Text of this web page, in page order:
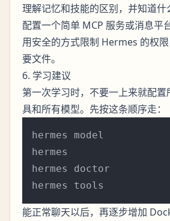
理解记忆和技能的区别，并知道什
配置一个简单 MCP 服务或消息平
用安全的方式限制 Hermes 的权
要文件。
6. 学习建议
第一次学习时，不要一上来就配
具和所有模型。先按这条顺序走：
hermes model
hermes
hermes doctor
能正常聊天以后，再逐步增加